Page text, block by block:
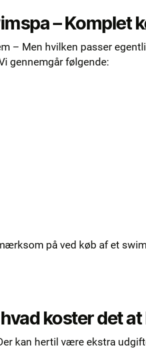
– Komplet
– Men hvilken passer
gennemgår følgende:
på ved køb af et
koster det
kan hertil være ekstra